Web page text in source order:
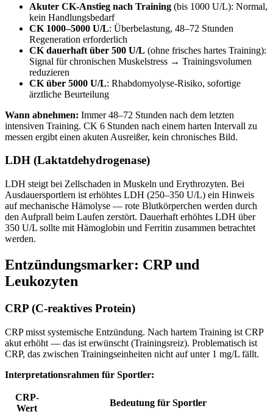
Akuter CK-Anstieg nach Training (bis 1000 U/L): Normal,
kein Handlungsbedarf
CK 1000–5000 U/L: Überbelastung, 48–72 Stunden
Regeneration erforderlich
CK dauerhaft über 500 U/L (ohne frisches hartes Training):
Signal für chronischen Muskelstress → Trainingsvolumen
reduzieren
CK über 5000 U/L: Rhabdomyolyse-Risiko, sofortige
ärztliche Beurteilung
Wann abnehmen: Immer 48–72 Stunden nach dem letzten
intensiven Training. CK 6 Stunden nach einem harten Intervall zu
messen ergibt einen akuten Ausreißer, kein chronisches Bild.
LDH (Laktatdehydrogenase)
LDH steigt bei Zellschaden in Muskeln und Erythrozyten. Bei
Ausdauersportlern ist erhöhtes LDH (250–350 U/L) ein Hinweis
auf mechanische Hämolyse — rote Blutkörperchen werden durch
den Aufprall beim Laufen zerstört. Dauerhaft erhöhtes LDH über
350 U/L sollte mit Hämoglobin und Ferritin zusammen betrachtet
werden.
Entzündungsmarker: CRP und
Leukozyten
CRP (C-reaktives Protein)
CRP misst systemische Entzündung. Nach hartem Training ist CRP
akut erhöht — das ist erwünscht (Trainingsreiz). Problematisch ist
CRP, das zwischen Trainingseinheiten nicht auf unter 1 mg/L fällt.
Interpretationsrahmen für Sportler:
CRP-
Wert
Bedeutung für Sportler